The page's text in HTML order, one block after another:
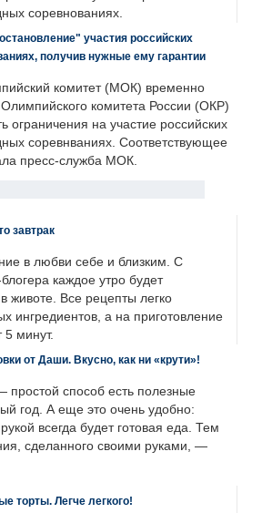
соревнованиях.
участия российских
получив нужные ему гарантии
комитет (МОК) временно
комитета России (ОКР)
ограничения на участие российских
соревнваниях. Соответствующее
пресс-служба МОК.
завтрак
в любви себе и близким. С
каждое утро будет
животе. Все рецепты легко
ингредиентов, а на приготовление
5 минут.
от Даши. Вкусно, как ни «крути»!
простой способ есть полезные
год. А еще это очень удобно:
всегда будет готовая еда. Тем
сделанного своими руками, —
торты. Легче легкого!